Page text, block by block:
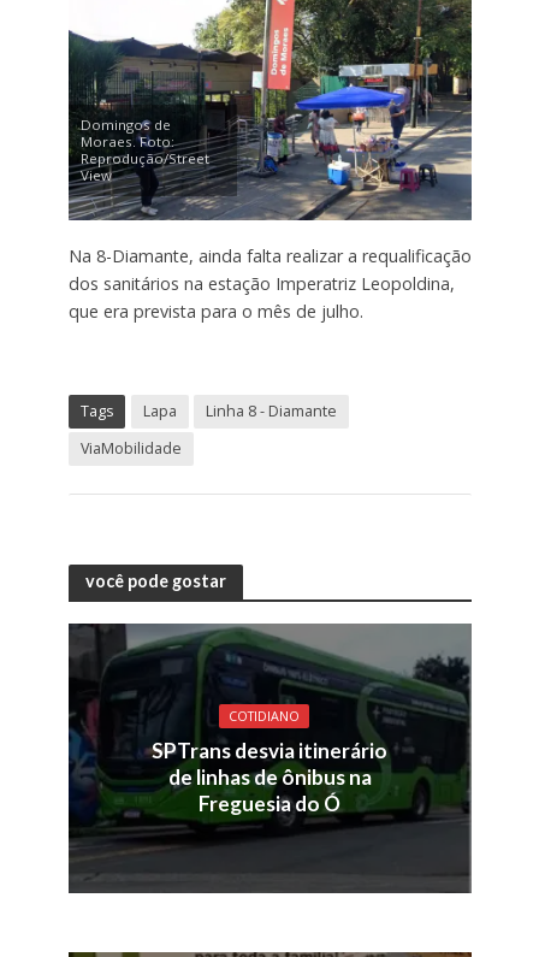
Domingos de
Moraes. Foto:
Reprodução/Street
View
Na 8-Diamante, ainda falta realizar a requalificação
dos sanitários na estação Imperatriz Leopoldina,
que era prevista para o mês de julho.
Tags Lapa
Linha 8 - Diamante
ViaMobilidade
você pode gostar
COTIDIANO
SPTrans desvia itinerário
de linhas de ônibus na
Freguesia do Ó